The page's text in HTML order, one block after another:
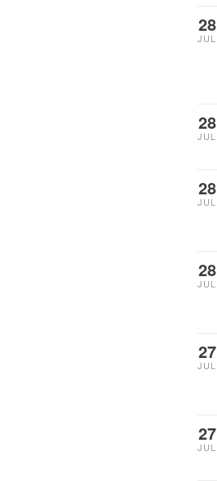
28
JUL
28
JUL
28
JUL
28
JUL
27
JUL
27
JUL